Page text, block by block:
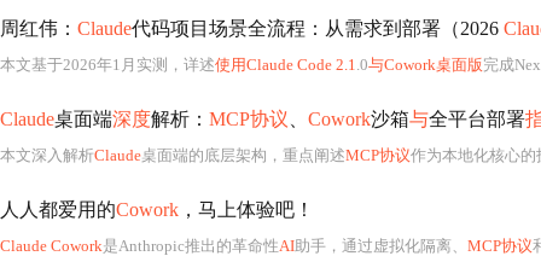
周红伟： Claude代码项目场景全流程：从需求到部署（2026
本文基于2026年1月实测，详述使用Claude Code 2.1.0与Cowork桌面版完成Next.js+Supabase Todo应用
Claude桌面端深度解析： MCP协议 Cowork沙箱与全平台部署
本文深入解析Claude桌面端的底层架构，重点阐述MCP协议作为本地化核心的
人人都爱用的Cowork ，马上体验吧！
Claude Cowork是Anthropic推出的革命性AI助手，通过虚拟化隔离、 MCP协议